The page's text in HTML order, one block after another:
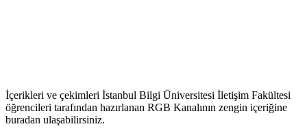
İçerikleri ve çekimleri İstanbul Bilgi Üniversitesi İletişim Fakültesi
öğrencileri tarafından hazırlanan RGB Kanalının zengin içeriğine
buradan ulaşabilirsiniz.